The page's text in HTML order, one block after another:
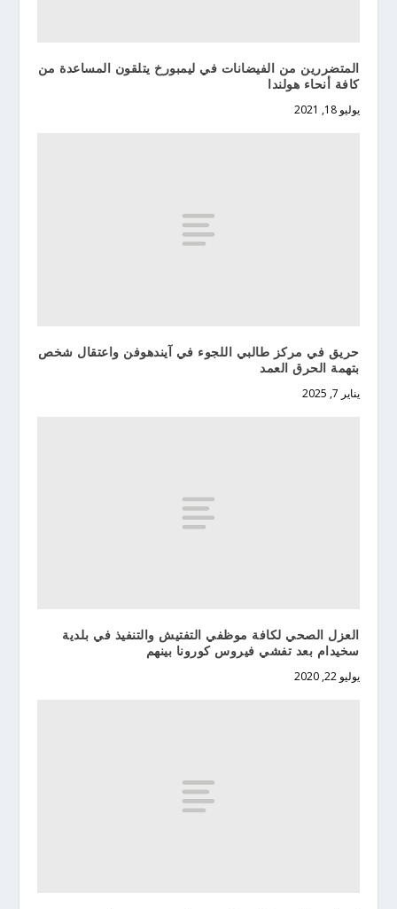
المتضررين من الفيضانات في ليمبورخ يتلقون المساعدة من
كافة أنحاء هولندا
يوليو 18, 2021
حريق في مركز طالبي اللجوء في آيندهوفن واعتقال شخص
بتهمة الحرق العمد
يناير 7, 2025
العزل الصحي لكافة موظفي التفتيش والتنفيذ في بلدية
سخيدام بعد تفشي فيروس كورونا بينهم
يوليو 22, 2020